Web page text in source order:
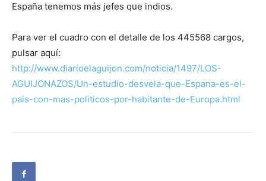
España tenemos más jefes que indios.
Para ver el cuadro con el detalle de los 445568 cargos,
pulsar aquí:
http://www.diarioelaguijon.com/noticia/1497/LOS-
AGUIJONAZOS/Un-estudio-desvela-que-Espana-es-el-
pais-con-mas-politicos-por-habitante-de-Europa.html